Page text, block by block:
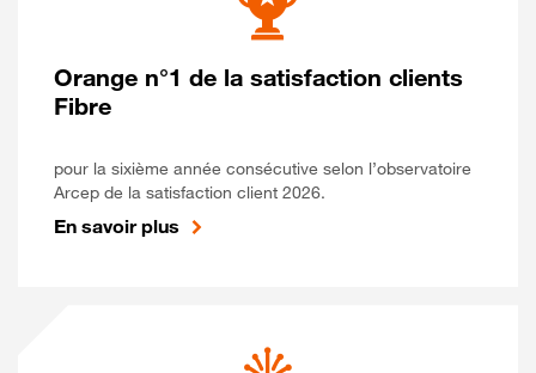
Orange n°1 de la satisfaction clients
Fibre
pour la sixième année consécutive selon l’observatoire
Arcep de la satisfaction client 2026.
En savoir plus